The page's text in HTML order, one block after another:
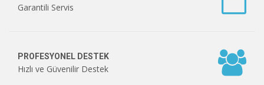
Garantili Servis
PROFESYONEL DESTEK
Hızlı ve Güvenilir Destek